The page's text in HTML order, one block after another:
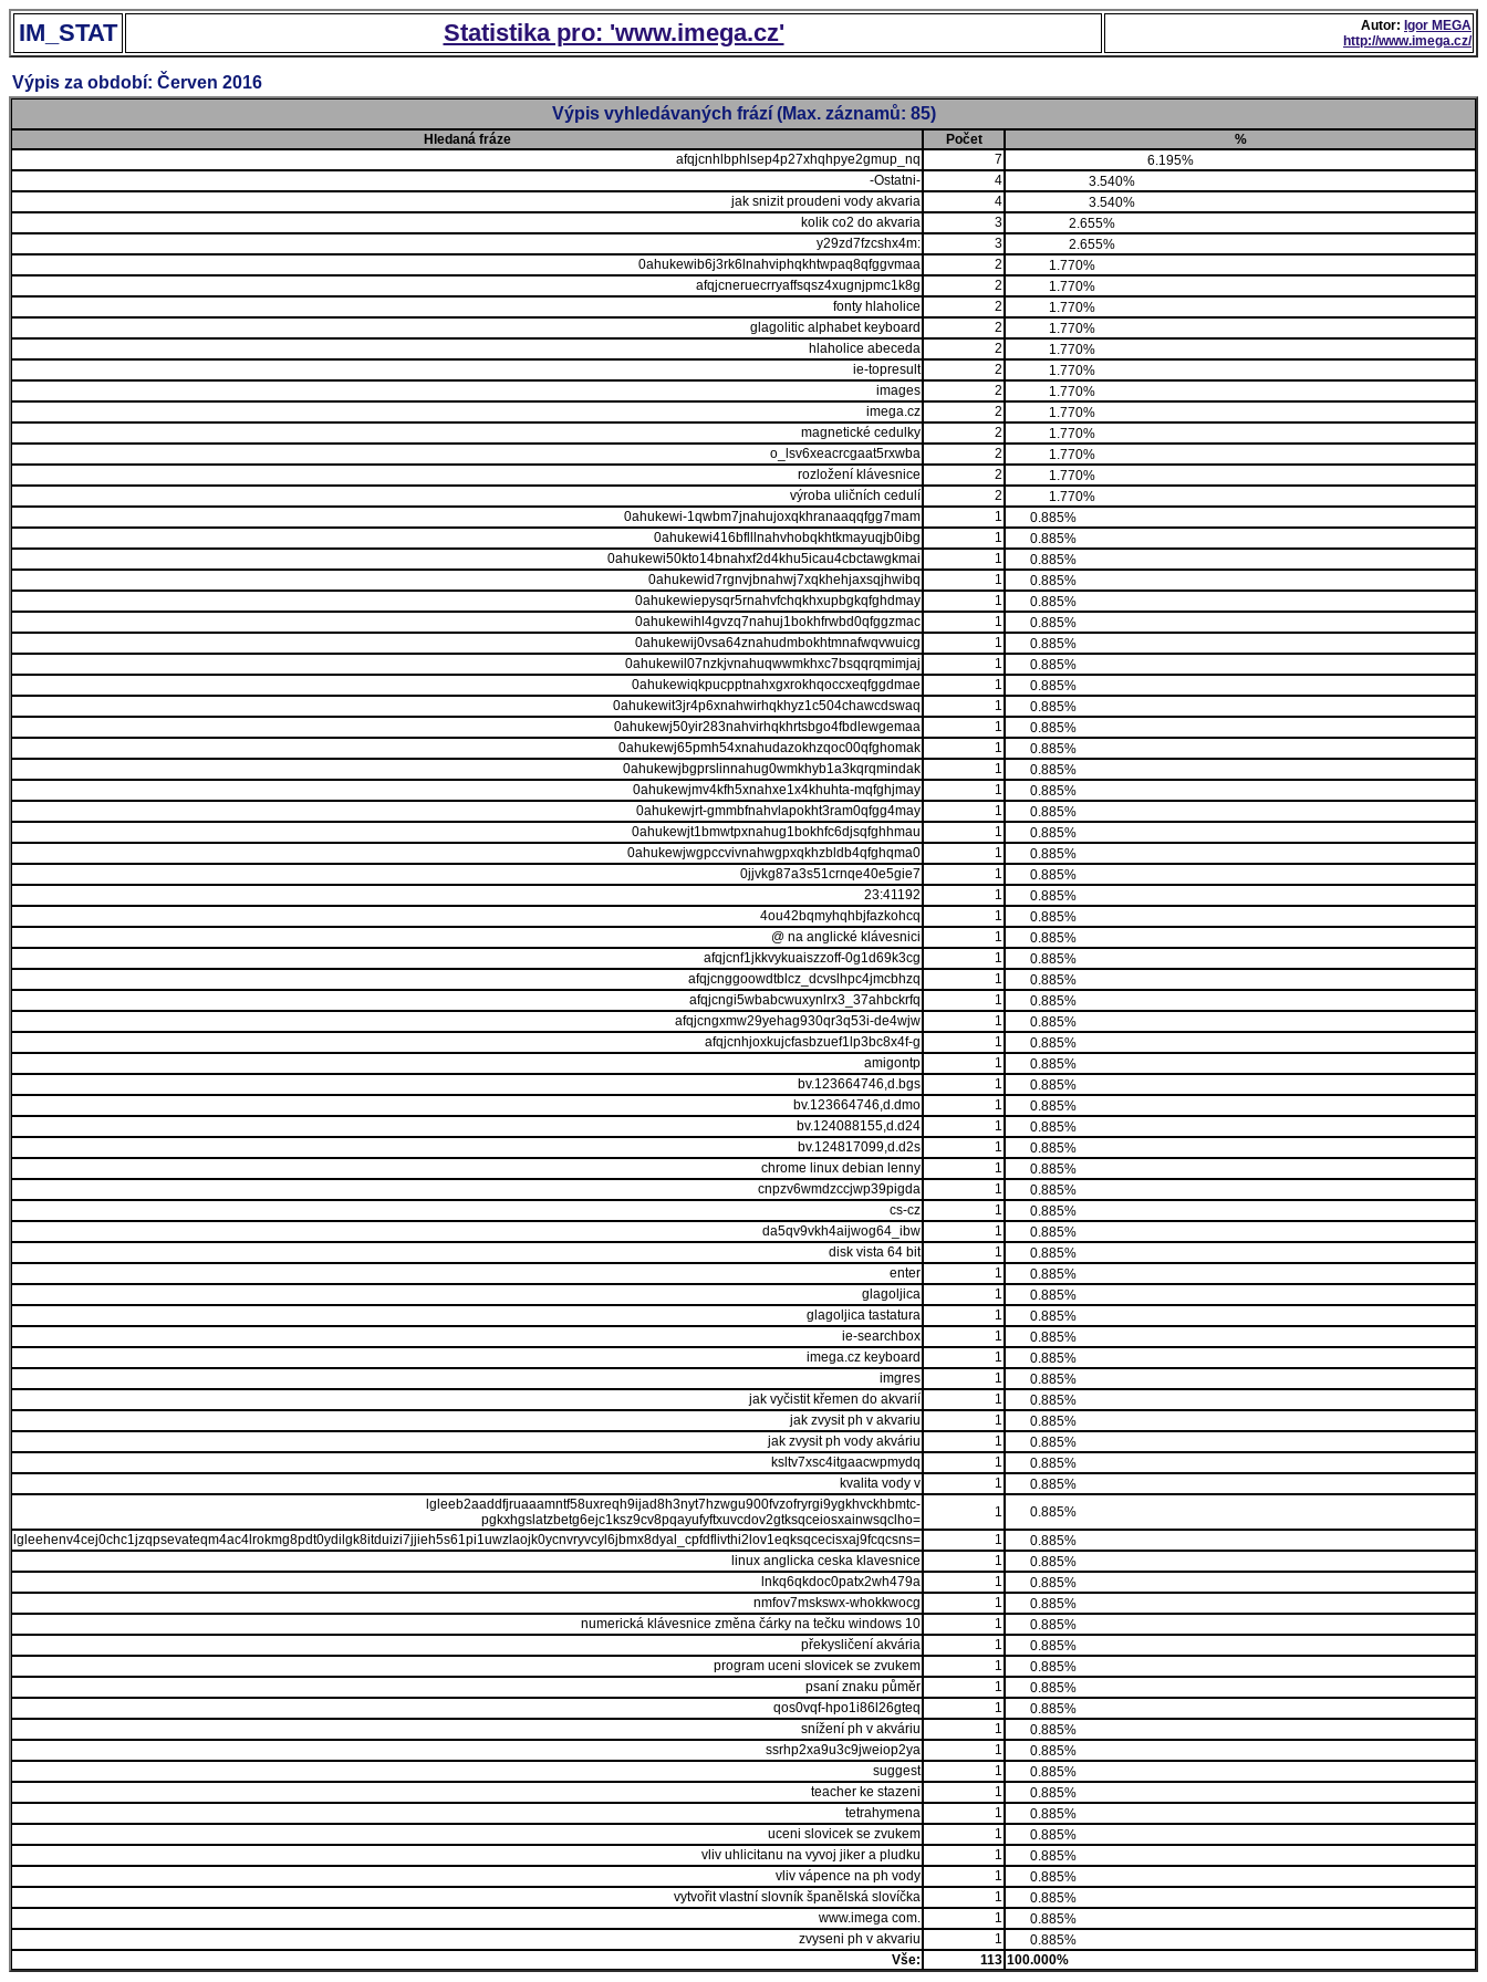
IM_STAT Statistika pro: 'www.imega.cz' Autor: Igor MEGA
http://www.imega.cz/
Výpis za období: Červen 2016
Výpis vyhledávaných frází (Max. záznamů: 85)
Hledaná fráze Počet
%
afqjcnhlbphlsep4p27xhqhpye2gmup_nq
7
6.195%
-Ostatni-
4
3.540%
jak snizit proudeni vody akvaria
4
3.540%
kolik co2 do akvaria
3
2.655%
y29zd7fzcshx4m:
3
2.655%
0ahukewib6j3rk6lnahviphqkhtwpaq8qfggvmaa
2
1.770%
afqjcneruecrryaffsqsz4xugnjpmc1k8g
2
1.770%
fonty hlaholice
2
1.770%
glagolitic alphabet keyboard
2
1.770%
hlaholice abeceda
2
1.770%
ie-topresult
2
1.770%
images
2
1.770%
imega.cz
2
1.770%
magnetické cedulky
2
1.770%
o_lsv6xeacrcgaat5rxwba
2
1.770%
rozložení klávesnice
2
1.770%
výroba uličních cedulí
2
1.770%
0ahukewi-1qwbm7jnahujoxqkhranaaqqfgg7mam
1
0.885%
0ahukewi416bflllnahvhobqkhtkmayuqjb0ibg
1
0.885%
0ahukewi50kto14bnahxf2d4khu5icau4cbctawgkmai
1
0.885%
0ahukewid7rgnvjbnahwj7xqkhehjaxsqjhwibq
1
0.885%
0ahukewiepysqr5rnahvfchqkhxupbgkqfghdmay
1
0.885%
0ahukewihl4gvzq7nahuj1bokhfrwbd0qfggzmac
1
0.885%
0ahukewij0vsa64znahudmbokhtmnafwqvwuicg
1
0.885%
0ahukewil07nzkjvnahuqwwmkhxc7bsqqrqmimjaj
1
0.885%
0ahukewiqkpucpptnahxgxrokhqoccxeqfggdmae
1
0.885%
0ahukewit3jr4p6xnahwirhqkhyz1c504chawcdswaq
1
0.885%
0ahukewj50yir283nahvirhqkhrtsbgo4fbdlewgemaa
1
0.885%
0ahukewj65pmh54xnahudazokhzqoc00qfghomak
1
0.885%
0ahukewjbgprslinnahug0wmkhyb1a3kqrqmindak
1
0.885%
0ahukewjmv4kfh5xnahxe1x4khuhta-mqfghjmay
1
0.885%
0ahukewjrt-gmmbfnahvlapokht3ram0qfgg4may
1
0.885%
0ahukewjt1bmwtpxnahug1bokhfc6djsqfghhmau
1
0.885%
0ahukewjwgpccvivnahwgpxqkhzbldb4qfghqma0
1
0.885%
0jjvkg87a3s51crnqe40e5gie7
1
0.885%
23:41192
1
0.885%
4ou42bqmyhqhbjfazkohcq
1
0.885%
@ na anglické klávesnici
1
0.885%
afqjcnf1jkkvykuaiszzoff-0g1d69k3cg
1
0.885%
afqjcnggoowdtblcz_dcvslhpc4jmcbhzq
1
0.885%
afqjcngi5wbabcwuxynlrx3_37ahbckrfq
1
0.885%
afqjcngxmw29yehag930qr3q53i-de4wjw
1
0.885%
afqjcnhjoxkujcfasbzuef1lp3bc8x4f-g
1
0.885%
amigontp
1
0.885%
bv.123664746,d.bgs
1
0.885%
bv.123664746,d.dmo
1
0.885%
bv.124088155,d.d24
1
0.885%
bv.124817099,d.d2s
1
0.885%
chrome linux debian lenny
1
0.885%
cnpzv6wmdzccjwp39pigda
1
0.885%
cs-cz
1
0.885%
da5qv9vkh4aijwog64_ibw
1
0.885%
disk vista 64 bit
1
0.885%
enter
1
0.885%
glagoljica
1
0.885%
glagoljica tastatura
1
0.885%
ie-searchbox
1
0.885%
imega.cz keyboard
1
0.885%
imgres
1
0.885%
jak vyčistit křemen do akvarií
1
0.885%
jak zvysit ph v akvariu
1
0.885%
jak zvysit ph vody akváriu
1
0.885%
ksltv7xsc4itgaacwpmydq
1
0.885%
kvalita vody v
1
0.885%
lgleeb2aaddfjruaaamntf58uxreqh9ijad8h3nyt7hzwgu900fvzofryrgi9ygkhvckhbmtc-
pgkxhgslatzbetg6ejc1ksz9cv8pqayufyftxuvcdov2gtksqceiosxainwsqclho=
1
0.885%
lgleehenv4cej0chc1jzqpsevateqm4ac4lrokmg8pdt0ydilgk8itduizi7jjieh5s61pi1uwzlaojk0ycnvryvcyl6jbmx8dyal_cpfdflivthi2lov1eqksqcecisxaj9fcqcsns=
1
0.885%
linux anglicka ceska klavesnice
1
0.885%
lnkq6qkdoc0patx2wh479a
1
0.885%
nmfov7mskswx-whokkwocg
1
0.885%
numerická klávesnice změna čárky na tečku windows 10
1
0.885%
překysličení akvária
1
0.885%
program uceni slovicek se zvukem
1
0.885%
psaní znaku půměr
1
0.885%
qos0vqf-hpo1i86l26gteq
1
0.885%
snížení ph v akváriu
1
0.885%
ssrhp2xa9u3c9jweiop2ya
1
0.885%
suggest
1
0.885%
teacher ke stazeni
1
0.885%
tetrahymena
1
0.885%
uceni slovicek se zvukem
1
0.885%
vliv uhlicitanu na vyvoj jiker a pludku
1
0.885%
vliv vápence na ph vody
1
0.885%
vytvořit vlastní slovník španělská slovíčka
1
0.885%
www.imega com.
1
0.885%
zvyseni ph v akvariu
1
0.885%
Vše:
113 100.000%